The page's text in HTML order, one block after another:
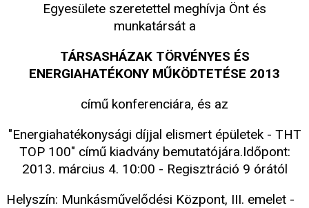
Egyesülete szeretettel meghívja Önt és
munkatársát a
TÁRSASHÁZAK TÖRVÉNYES ÉS
ENERGIAHATÉKONY MŰKÖDTETÉSE 2013
című konferenciára, és az
"Energiahatékonysági díjjal elismert épületek - THT
TOP 100" című kiadvány bemutatójára.Időpont:
2013. március 4. 10:00 - Regisztráció 9 órától
Helyszín: Munkásművelődési Központ, III. emelet -